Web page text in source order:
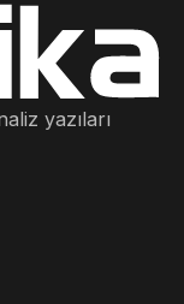
yazıları